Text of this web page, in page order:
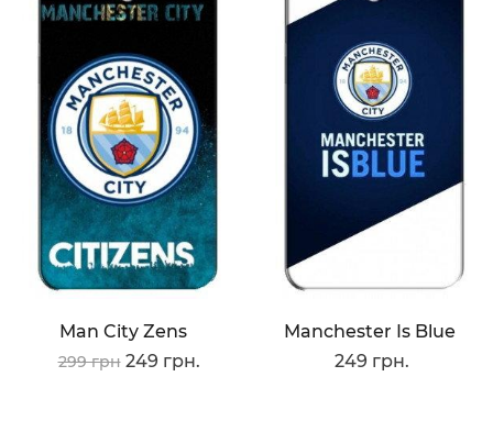
Man City Zens
299 грн 249 грн.
Manchester Is Blue
249 грн.